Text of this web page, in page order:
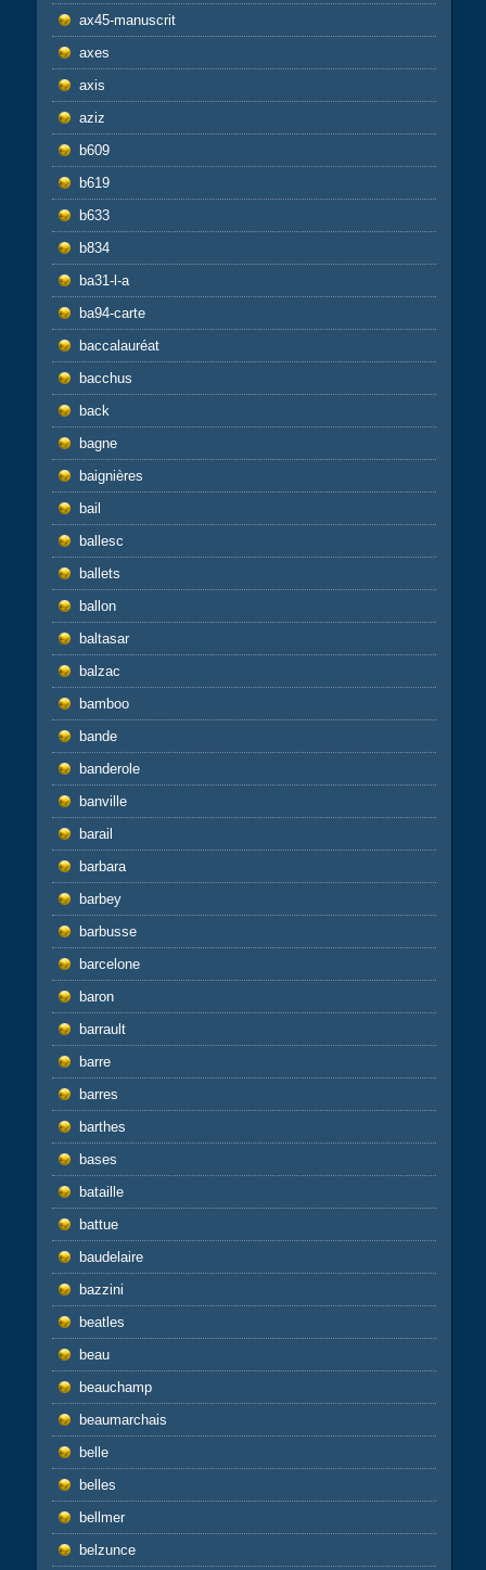
ax45-manuscrit
axes
axis
aziz
b609
b619
b633
b834
ba31-l-a
ba94-carte
baccalauréat
bacchus
back
bagne
baignières
bail
ballesc
ballets
ballon
baltasar
balzac
bamboo
bande
banderole
banville
barail
barbara
barbey
barbusse
barcelone
baron
barrault
barre
barres
barthes
bases
bataille
battue
baudelaire
bazzini
beatles
beau
beauchamp
beaumarchais
belle
belles
bellmer
belzunce